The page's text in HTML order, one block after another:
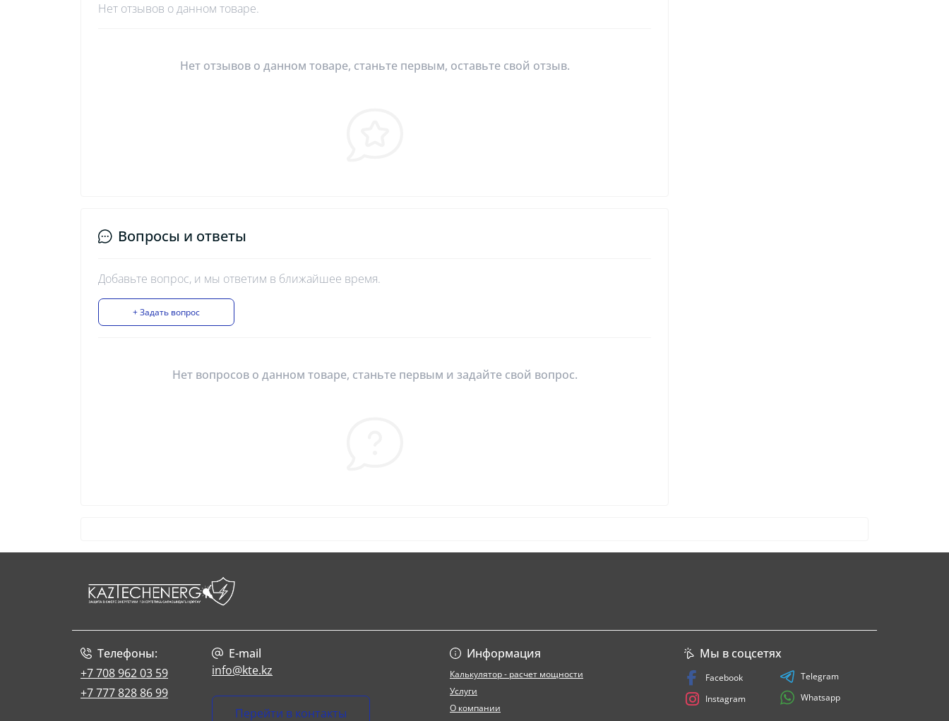
Нет отзывов о данном товаре.
Нет отзывов о данном товаре, станьте первым, оставьте свой отзыв.
Вопросы и ответы
Добавьте вопрос, и мы ответим в ближайшее время.
+ Задать вопрос
Нет вопросов о данном товаре, станьте первым и задайте свой вопрос.
Телефоны:
+7 708 962 03 59
+7 777 828 86 99
E-mail
info@kte.kz
Перейти в контакты
Информация
Калькулятор - расчет мощности
Услуги
О компании
Мы в соцсетях
Facebook
Instagram
Telegram
Whatsapp